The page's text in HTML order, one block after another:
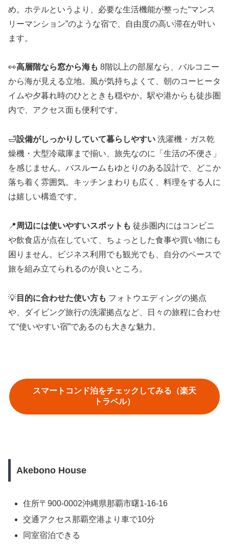
め。ホテルというより、必要な生活機能が整った“マンス
リーマンション”のような宿で、自由度の高い滞在が叶い
ます。
👀高層階なら窓から海も 8階以上の部屋なら、バルコニー
から海が見える立地。風が気持ちよくて、朝のコーヒータ
イムや夕暮れ時のひとときも穏やか。駅や港からも徒歩圏
内で、アクセス面も便利です。
🛁設備がしっかりしていて暮らしやすい 洗濯機・ガス乾
燥機・大型冷蔵庫まで揃い、旅先なのに「生活の不便さ」
を感じません。バスルームもゆとりのある設計で、どこか
落ち着く雰囲気。キッチンまわりも広く、料理をする人に
は嬉しい構造です。
📍 周辺には使いやすいスポットも 徒歩圏内にはコンビニ
や飲食店が点在していて、ちょっとした食事や買い物にも
困りません。ビジネス利用でも観光でも、自分のペースで
旅を組み立てられるのが良いところ。
💡 目的に合わせた使い方も フォトウエディングの拠点
や、ダイビング旅行の洗濯拠点など、日々の旅程に合わせ
て“使いやすい宿”であるのも大きな魅力。
スマートコンド泊をチェックしてみる（楽天
トラベル）
Akebono House
住所〒900-0002沖縄県那覇市曙1-16-16
交通アクセス那覇空港より車で10分
同室宿泊できる